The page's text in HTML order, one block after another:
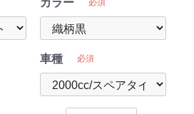
カラー 必須
車種 必須